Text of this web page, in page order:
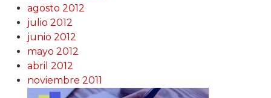
agosto 2012
julio 2012
junio 2012
mayo 2012
abril 2012
noviembre 2011